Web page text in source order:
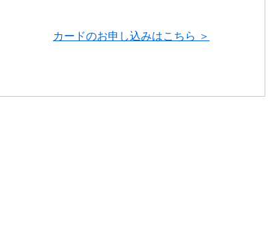
カードのお申し込みはこちら ＞